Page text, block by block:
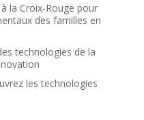
la Croix-Rouge pour
des familles en
technologies de la
les technologies